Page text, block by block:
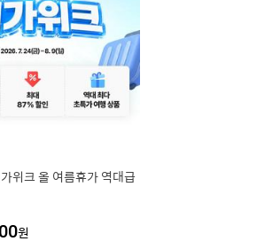
위크 올 여름휴가 역대급
원